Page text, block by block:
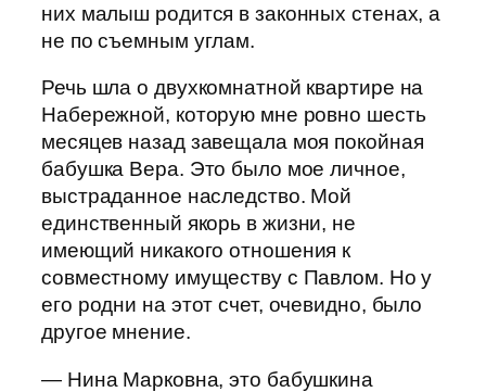
них малыш родится в законных стенах, а
не по съемным углам.
Речь шла о двухкомнатной квартире на
Набережной, которую мне ровно шесть
месяцев назад завещала моя покойная
бабушка Вера. Это было мое личное,
выстраданное наследство. Мой
единственный якорь в жизни, не
имеющий никакого отношения к
совместному имуществу с Павлом. Но у
его родни на этот счет, очевидно, было
другое мнение.
— Нина Марковна, это бабушкина